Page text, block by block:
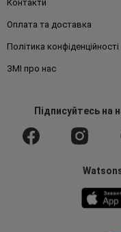
Контакти
Оплата та доставка
Політика конфіденційності
ЗМІ про нас
Підписуйтесьна